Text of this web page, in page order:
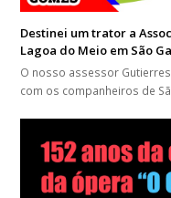
Destinei um trator a
Lagoa do Meio em São
O nosso assessor
com os companheiros de